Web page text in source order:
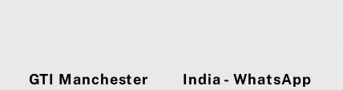
GTI Manchester India - WhatsApp